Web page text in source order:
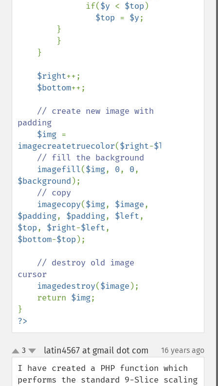
              if(
$y < $top )
$top = $y;
$right++;
$bottom++;
// create new image with
padding
$img
imagecreatetruecolor($right-$left
// fill the background
imagefill($img, 0, 0
$background );
// copy
imagecopy($img, $image
$padding, $padding, $left
$top, $right-$left
$bottom-$top );
// destroy old image
cursor
imagedestroy($image );
    return
$img;
?>
up
down
3 latin4567 at gmail dot com 16 years ago
I have created a PHP function which
performs the standard 9-Slice scaling